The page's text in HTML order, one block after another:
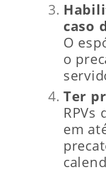
caso
O
o
Ter
RPVs
em